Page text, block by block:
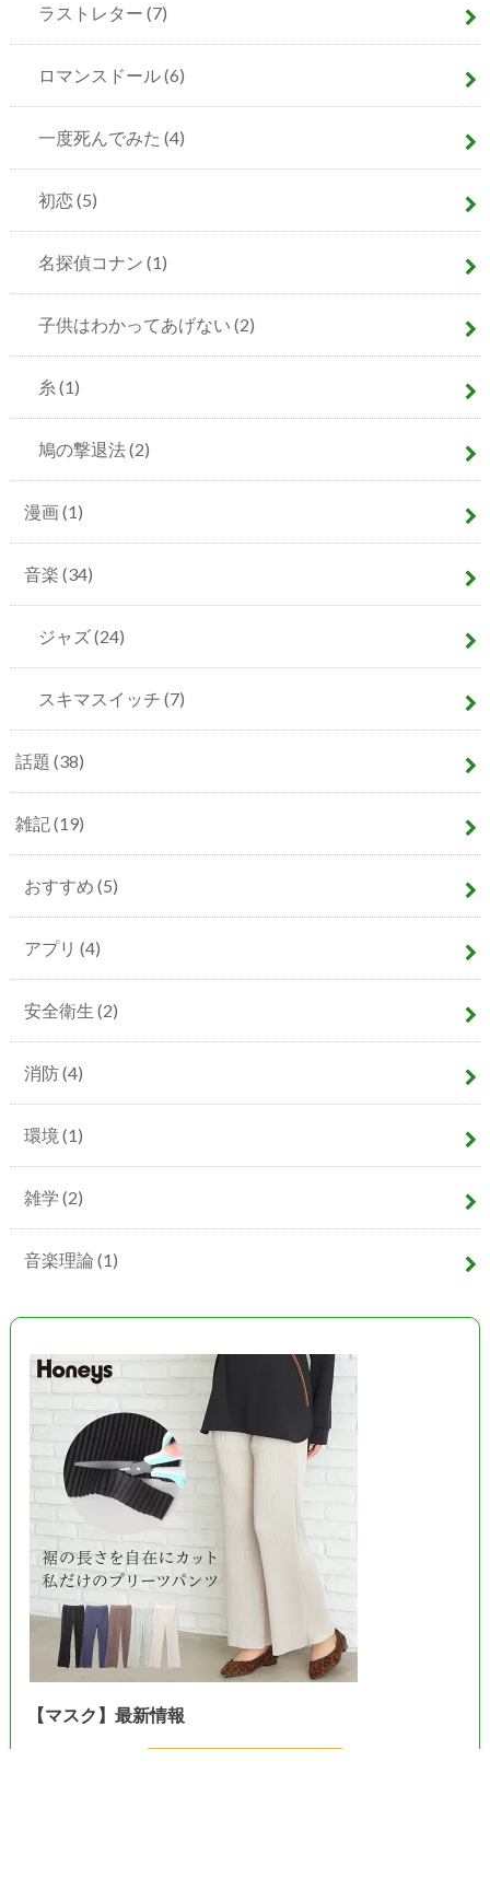
ラストレター (7)
ロマンスドール(6)
一度死んでみた (4)
初恋(5)
名探偵コナン (1)
子供はわかってあげない (2)
糸 (1)
鳩の撃退法(2)
漫画(1)
音楽 (34)
ジャズ(24)
スキマスイッチ (7)
話題 (38)
雑記(19)
おすすめ (5)
アプリ (4)
安全衛生 (2)
消防(4)
環境 (1)
雑学 (2)
音楽理論 (1)
【マスク】最新情報